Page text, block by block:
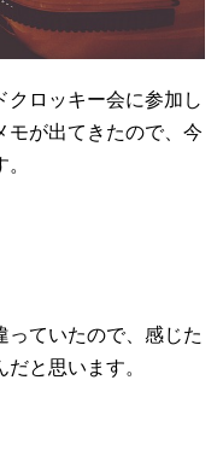
クロッキー会に参加し
モが出てきたので、今
っていたので、感じた
と思います。